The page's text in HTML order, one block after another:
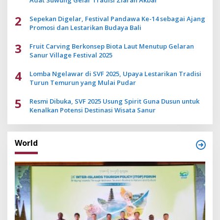
2
Sepekan Digelar, Festival Pandawa Ke-14 sebagai Ajang
Promosi dan Lestarikan Budaya Bali
3
Fruit Carving Berkonsep Biota Laut Menutup Gelaran
Sanur Village Festival 2025
4
Lomba Ngelawar di SVF 2025, Upaya Lestarikan Tradisi
Turun Temurun yang Mulai Pudar
5
Resmi Dibuka, SVF 2025 Usung Spirit Guna Dusun untuk
Kenalkan Potensi Destinasi Wisata Sanur
World